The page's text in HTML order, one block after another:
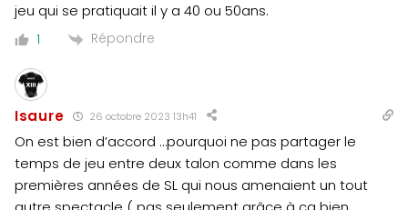
jeu qui se pratiquait il y a 40 ou 50ans.
1 Répondre
Isaure 26 octobre 2023 13h41
On est bien d’accord …pourquoi ne pas partager le
temps de jeu entre deux talon comme dans les
premières années de SL qui nous amenaient un tout